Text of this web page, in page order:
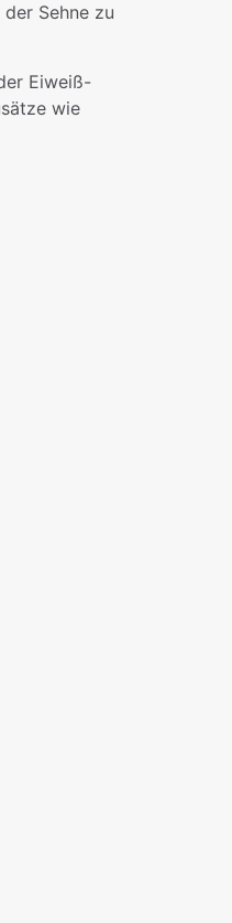
Sehne zu
Eiweiß-
wie